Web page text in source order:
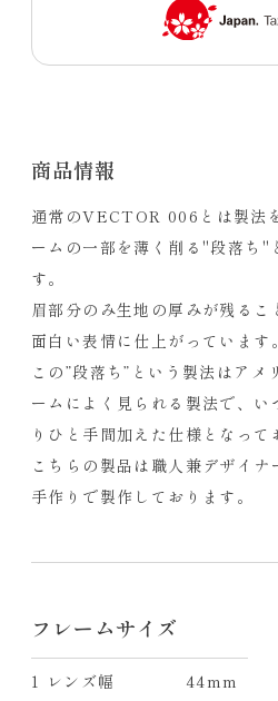
商品情報
通常のVECTOR 006とは製法
ームの一部を薄く削る"段落ち"
す。
眉部分のみ生地の厚みが残る
面白い表情に仕上がっています。
この”段落ち”という製法はアメ
ームによく見られる製法で、
りひと手間加えた仕様となって
こちらの製品は職人兼デザイ
手作りで製作しております。
フレームサイズ
1 レンズ幅 44mm